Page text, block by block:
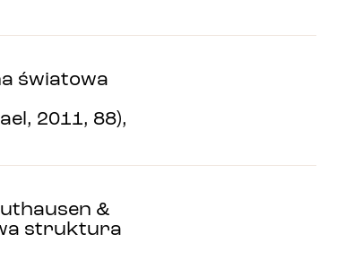
światowa
2011, 88),
&
struktura